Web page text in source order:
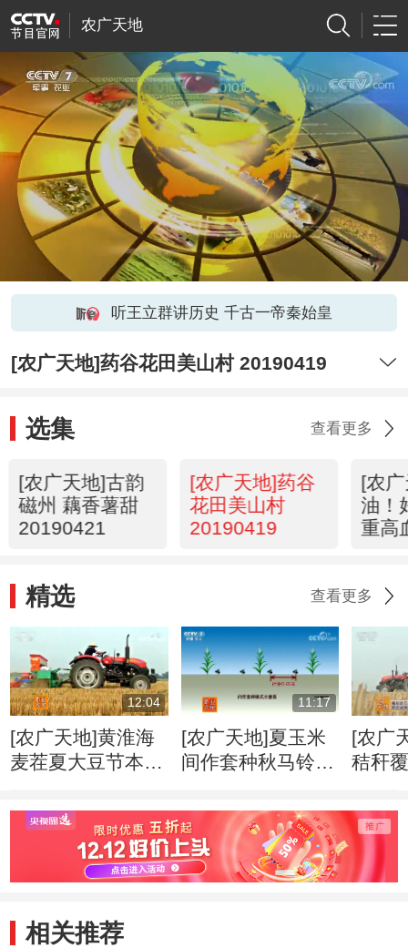
农广天地
听王立群讲历史 千古一帝秦始皇
[农广天地]药谷花田美山村 20190419
选集 查看更多
[农广天地]古韵
磁州 藕香薯甜
20190421
[农广天地]药谷
花田美山村
20190419
[农
油！
重高
精选 查看更多
12:04
[农广天地]黄淮海
麦茬夏大豆节本栽
11:17
[农广天地]夏玉米
间作套种秋马铃薯
20180606
[农广
秸秆
相关推荐